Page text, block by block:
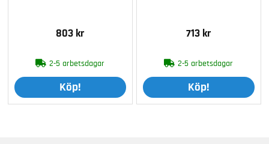
803 kr
2-5 arbetsdagar
Köp!
713 kr
2-5 arbetsdagar
Köp!